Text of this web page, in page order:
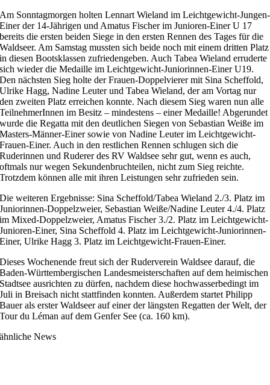
Am Sonntagmorgen holten Lennart Wieland im Leichtgewicht-Jungen-
Einer der 14-Jährigen und Amatus Fischer im Junioren-Einer U 17
bereits die ersten beiden Siege in den ersten Rennen des Tages für die
Waldseer. Am Samstag mussten sich beide noch mit einem dritten Platz
in diesen Bootsklassen zufriedengeben. Auch Tabea Wieland erruderte
sich wieder die Medaille im Leichtgewicht-Juniorinnen-Einer U19.
Den nächsten Sieg holte der Frauen-Doppelvierer mit Sina Scheffold,
Ulrike Hagg, Nadine Leuter und Tabea Wieland, der am Vortag nur
den zweiten Platz erreichen konnte. Nach diesem Sieg waren nun alle
TeilnehmerInnen im Besitz – mindestens – einer Medaille! Abgerundet
wurde die Regatta mit den deutlichen Siegen von Sebastian Weiße im
Masters-Männer-Einer sowie von Nadine Leuter im Leichtgewicht-
Frauen-Einer. Auch in den restlichen Rennen schlugen sich die
Ruderinnen und Ruderer des RV Waldsee sehr gut, wenn es auch,
oftmals nur wegen Sekundenbruchteilen, nicht zum Sieg reichte.
Trotzdem können alle mit ihren Leistungen sehr zufrieden sein.
Die weiteren Ergebnisse: Sina Scheffold/Tabea Wieland 2./3. Platz im
Juniorinnen-Doppelzweier, Sebastian Weiße/Nadine Leuter 4./4. Platz
im Mixed-Doppelzweier, Amatus Fischer 3./2. Platz im Leichtgewicht-
Junioren-Einer, Sina Scheffold 4. Platz im Leichtgewicht-Juniorinnen-
Einer, Ulrike Hagg 3. Platz im Leichtgewicht-Frauen-Einer.
Dieses Wochenende freut sich der Ruderverein Waldsee darauf, die
Baden-Württembergischen Landesmeisterschaften auf dem heimischen
Stadtsee ausrichten zu dürfen, nachdem diese hochwasserbedingt im
Juli in Breisach nicht stattfinden konnten. Außerdem startet Philipp
Bauer als erster Waldseer auf einer der längsten Regatten der Welt, der
Tour du Léman auf dem Genfer See (ca. 160 km).
ähnliche News